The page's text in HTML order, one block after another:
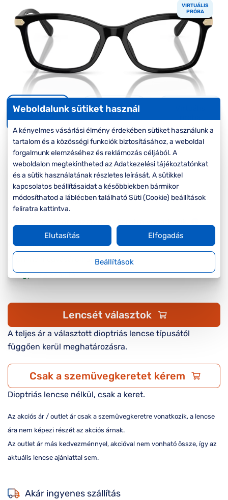
minden
szemüvegekre
Seen Belépőár
VIRTUÁLIS
PRÓBA
-20%
Korábbi ár: 66.000 Ft
Akciós ár: 52.800 Ft
Készleten
Online megvásárolható
Ingyenes szállítás
Lencsét választok
A teljes ár a választott dioptriás lencse típusától
függően kerül meghatározásra.
Csak a szemüvegkeretet kérem
Dioptriás lencse nélkül, csak a keret.
Az akciós ár / outlet ár csak a szemüvegkeretre vonatkozik, a lencse
ára nem képezi részét az akciós árnak.
Az outlet ár más kedvezménnyel, akcióval nem vonható össze, így az
aktuális lencse ajánlattal sem.
Akár ingyenes szállítás
Weboldalunk sütiket használ
A kényelmes vásárlási élmény érdekében sütiket használunk a
tartalom és a közösségi funkciók biztosításához, a weboldal
forgalmunk elemzéséhez és reklámozás céljából. A
weboldalon megtekintheted az Adatkezelési tájékoztatónkat
és a sütik használatának részletes leírását. A sütikkel
kapcsolatos beállításaidat a későbbiekben bármikor
módosíthatod a láblécben található Süti (Cookie) beállítások
feliratra kattintva.
Beállítások
Elutasítás Elfogadás